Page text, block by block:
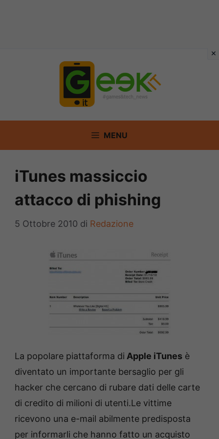
MENU
iTunes massiccio
attacco di phishing
5 Ottobre 2010 di Redazione
La popolare piattaforma di Apple iTunes è
diventato un importante bersaglio per gli
hacker che cercano di rubare dati delle carte
di credito di milioni di utenti.Le vittime
ricevono una e-mail abilmente predisposta
per informarli che hanno fatto un acquisto